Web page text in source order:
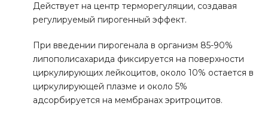
Действует на центр терморегуляции, создавая
регулируемый пирогенный эффект.
При введении пирогенала в организм 85-90%
липополисахарида фиксируется на поверхности
циркулирующих лейкоцитов, около 10% остается в
циркулирующей плазме и около 5%
адсорбируется на мембранах эритроцитов.